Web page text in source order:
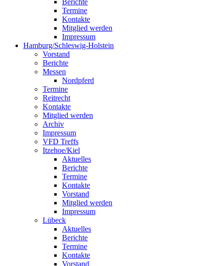
Berichte
Termine
Kontakte
Mitglied werden
Impressum
Hamburg/Schleswig-Holstein
Vorstand
Berichte
Messen
Nordpferd
Termine
Reitrecht
Kontakte
Mitglied werden
Archiv
Impressum
VFD Treffs
Itzehoe/Kiel
Aktuelles
Berichte
Termine
Kontakte
Vorstand
Mitglied werden
Impressum
Lübeck
Aktuelles
Berichte
Termine
Kontakte
Vorstand